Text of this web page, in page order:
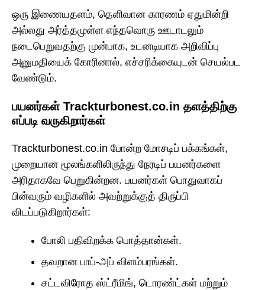
ஒரு இணையதளம், தெளிவான காரணம் ஏதுமின்றி
அல்லது அர்த்தமுள்ள எந்தவொரு ஊடாடலும்
நடைபெறுவதற்கு முன்பாக, உடனடியாக அறிவிப்பு
அனுமதியைக் கோரினால், எச்சரிக்கையுடன் செயல்பட
வேண்டும்.
பயனர்கள் Trackturbonest.co.in தளத்திற்கு
எப்படி வருகிறார்கள்
Trackturbonest.co.in போன்ற மோசடிப் பக்கங்கள்,
முறையான மூலங்களிலிருந்து நேரடிப் பயனர்களை
அரிதாகவே பெறுகின்றன. பயனர்கள் பொதுவாகப்
பின்வரும் வழிகளில் அவற்றுக்குத் திருப்பி
விடப்படுகிறார்கள்:
போலி பதிவிறக்க பொத்தான்கள்.
தவறான பாப்-அப் விளம்பரங்கள்.
சட்டவிரோத ஸ்ட்ரீமிங், டொரண்ட்கள் மற்றும்